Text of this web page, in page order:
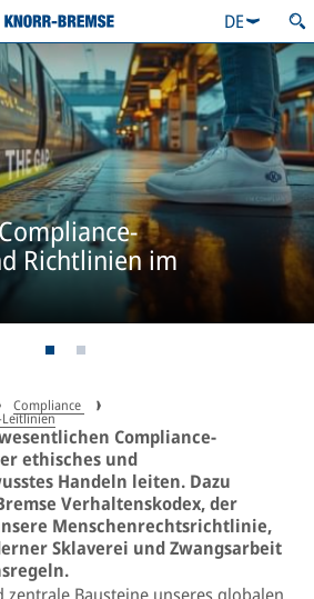
DE
Richtlinien im
Compliance
Compliance-
ethisches und
Handeln leiten. Dazu
Verhaltenskodex, der
Menschenrechtsrichtlinie,
Sklaverei und Zwangsarbeit